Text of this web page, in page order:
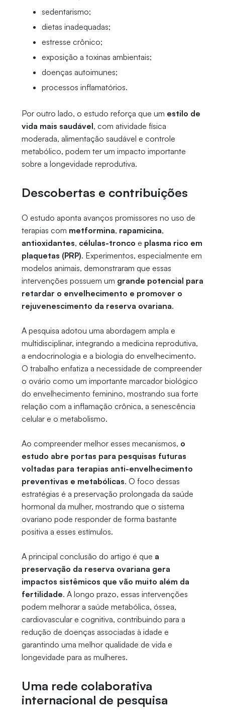
sedentarismo;
dietas inadequadas;
estresse crônico;
exposição a toxinas ambientais;
doenças autoimunes;
processos inflamatórios.
Por outro lado, o estudo reforça que um estilo de
vida mais saudável, com atividade física
moderada, alimentação saudável e controle
metabólico, podem ter um impacto importante
sobre a longevidade reprodutiva.
Descobertas e contribuições
O estudo aponta avanços promissores no uso de
terapias com metformina, rapamicina,
antioxidantes, células-tronco e plasma rico em
plaquetas (PRP). Experimentos, especialmente em
modelos animais, demonstraram que essas
intervenções possuem um grande potencial para
retardar o envelhecimento e promover o
rejuvenescimento da reserva ovariana.
A pesquisa adotou uma abordagem ampla e
multidisciplinar, integrando a medicina reprodutiva,
a endocrinologia e a biologia do envelhecimento.
O trabalho enfatiza a necessidade de compreender
o ovário como um importante marcador biológico
do envelhecimento feminino, mostrando sua forte
relação com a inflamação crônica, a senescência
celular e o metabolismo.
Ao compreender melhor esses mecanismos, o
estudo abre portas para pesquisas futuras
voltadas para terapias anti-envelhecimento
preventivas e metabólicas. O foco dessas
estratégias é a preservação prolongada da saúde
hormonal da mulher, mostrando que o sistema
ovariano pode responder de forma bastante
positiva a esses estímulos.
A principal conclusão do artigo é que a
preservação da reserva ovariana gera
impactos sistêmicos que vão muito além da
fertilidade. A longo prazo, essas intervenções
podem melhorar a saúde metabólica, óssea,
cardiovascular e cognitiva, contribuindo para a
redução de doenças associadas à idade e
garantindo uma melhor qualidade de vida e
longevidade para as mulheres.
Uma rede colaborativa
internacional de pesquisa